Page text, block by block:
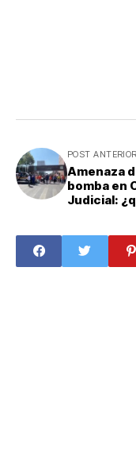
POST ANTERIOR
Amenaza
bomba en
Judicial:
autoridades